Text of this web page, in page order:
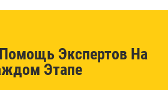
Экспертов На
Этапе